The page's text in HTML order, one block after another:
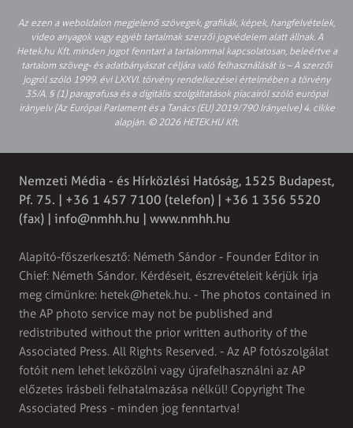
Az ezen a weboldalon megjelenő szövegek, grafikák, képek, hangfelvételek,
video anyagok vagy egyéb tartalmak szerzői jogvédelem alatt állnak. A
Hetek.hu Kft. minden jogot fenntart a tartalommal kapcsolatosan, beleértve a
tartalom szöveg- és adatbányászat céljára való felhasználását is – A szerzői
jogról szóló 1999. évi LXXVI. törvény rendelkezései értelmében a törvény
35/A. § (1) paragrafusa és a digitális szolgáltatások piacairól szóló európai
irányelv (Az Európai Parlament és a Tanács (EU) 2019/790 Irányelve) 4. cikke
alapján. © 2026 HETEK.HU Kft.
Nemzeti Média - és Hírközlési Hatóság, 1525 Budapest,
Pf. 75. | +36 1 457 7100 (telefon) | +36 1 356 5520
(fax) | info@nmhh.hu | www.nmhh.hu
Alapító-főszerkesztő: Németh Sándor - Founder Editor in
Chief: Németh Sándor. Kérdéseit, észrevételeit kérjük írja
meg címünkre: hetek@hetek.hu. - The photos contained in
the AP photo service may not be published and
redistributed without the prior written authority of the
Associated Press. All Rights Reserved. - Az AP fotószolgálat
fotóit nem lehet leközölni vagy újrafelhasználni az AP
előzetes írásbeli felhatalmazása nélkül! Copyright The
Associated Press - minden jog fenntartva!